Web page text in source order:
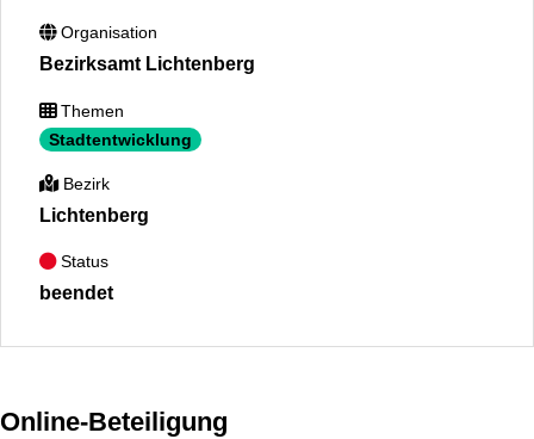
Organisation
Bezirksamt Lichtenberg
Themen
Stadtentwicklung
Bezirk
Lichtenberg
Status
beendet
Online-Beteiligung